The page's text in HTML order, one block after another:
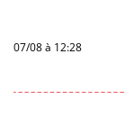
07/08 à 12:28